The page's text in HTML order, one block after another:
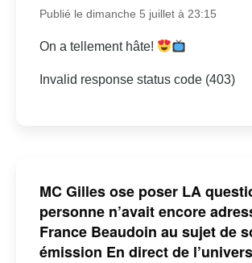
Publié le dimanche 5 juillet à 23:15
On a tellement hâte!
Invalid response status code (403)
MC Gilles ose poser LA
personne n’avait encore
France Beaudoin au sujet de
émission En direct de l’univers